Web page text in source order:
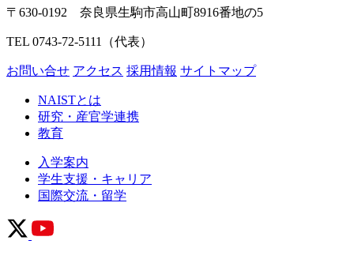
〒630-0192 奈良県生駒市高山町8916番地の5
TEL 0743-72-5111（代表）
お問い合せ アクセス 採用情報 サイトマップ
NAISTとは
研究・産官学連携
教育
入学案内
学生支援・キャリア
国際交流・留学